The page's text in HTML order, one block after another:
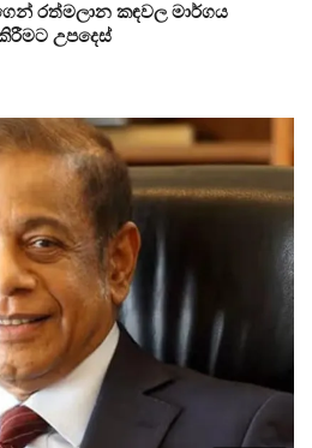
රත්මලාන කඳවල මාර්ගය
උපදෙස්